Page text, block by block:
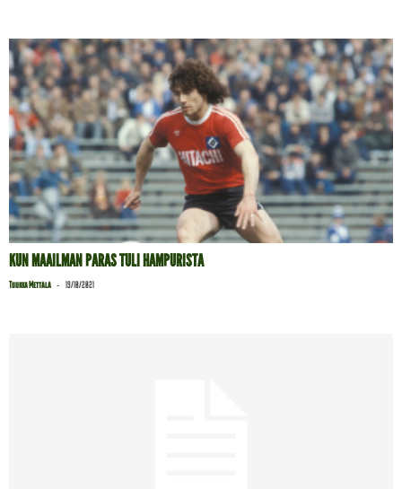
KUN MAAILMAN PARAS TULI HAMPURISTA
Tuukka Mettälä - 19/10/2021